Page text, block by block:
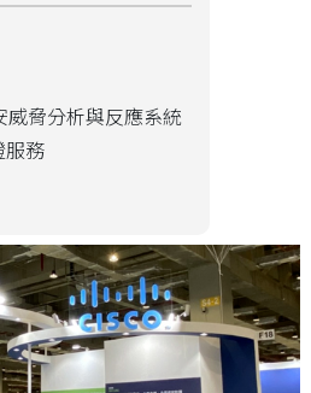
威脅分析與反應系統
服務